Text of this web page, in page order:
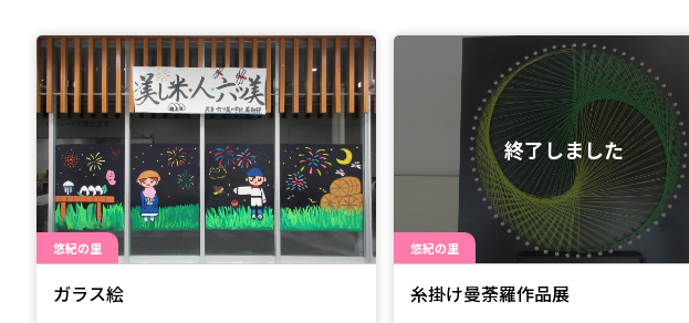
悠紀の里
ガラス絵
悠紀の里
終了しました
糸掛け曼荼羅作品展